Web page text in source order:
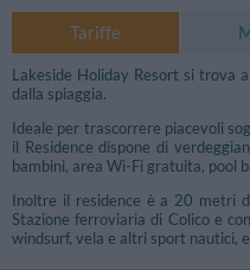
Tariffe
Lakeside Holiday Resort si trova
dalla spiaggia.
Ideale per trascorrere piacevoli
il Residence dispone di
bambini, area Wi-Fi gratuita, pool
Inoltre il residence è a 20 metri
Stazione ferroviaria di Colico e
windsurf, vela e altri sport nautici,